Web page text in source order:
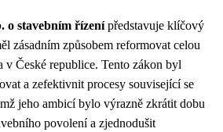
o stavebním řízenípředstavuje klíčový
zásadním způsobem reformovat celou
v České republice. Tento zákon byl
a zefektivnit procesy související se
jeho ambicí bylo výrazně zkrátit dobu
povolení a zjednodušit